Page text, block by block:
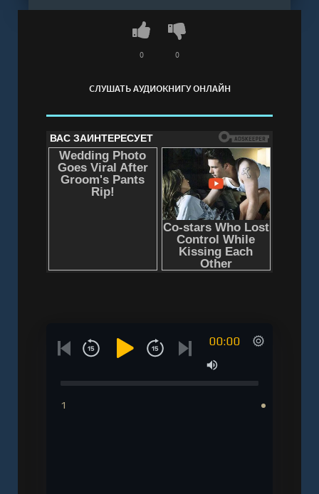
СЛУШАТЬ АУДИОКНИГУ ОНЛАЙН
0 0
00:00
1